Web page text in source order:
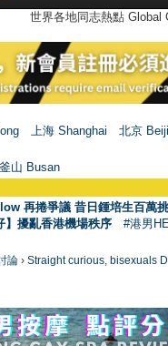
世界各地同志熱點
上海 Shanghai
北京
釜山 Busan
再捲爭議 昔日鍾培生百萬
】擾亂香港機場秩序 #港男
論 › Straight curious, bisexuals